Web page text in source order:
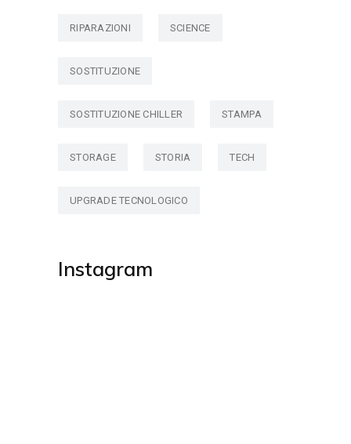
RIPARAZIONI SCIENCE
SOSTITUZIONE
SOSTITUZIONE CHILLER STAMPA
STORAGE STORIA TECH
UPGRADE TECNOLOGICO
Instagram